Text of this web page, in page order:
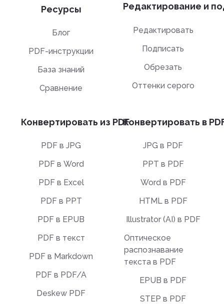
Ресурсы
Блог
PDF-инструкции
База знаний
Сравнение
Редактирование и
Редактировать
Подписать
Обрезать
Оттенки серого
Конвертировать из PDF
PDF в JPG
PDF в Word
PDF в Excel
PDF в PPT
PDF в EPUB
PDF в текст
PDF в Markdown
PDF в PDF/A
Deskew PDF
Конвертировать в
JPG в PDF
PPT в PDF
Word в PDF
HTML в PDF
Illustrator (AI) в PDF
Оптическое
распознавание
текста в PDF
EPUB в PDF
STEP в PDF